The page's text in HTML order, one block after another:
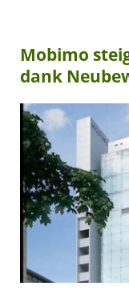
Mobimo
dank